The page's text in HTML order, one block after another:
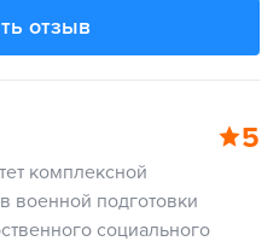
отзыв
5
комплексной
военной подготовки
социального